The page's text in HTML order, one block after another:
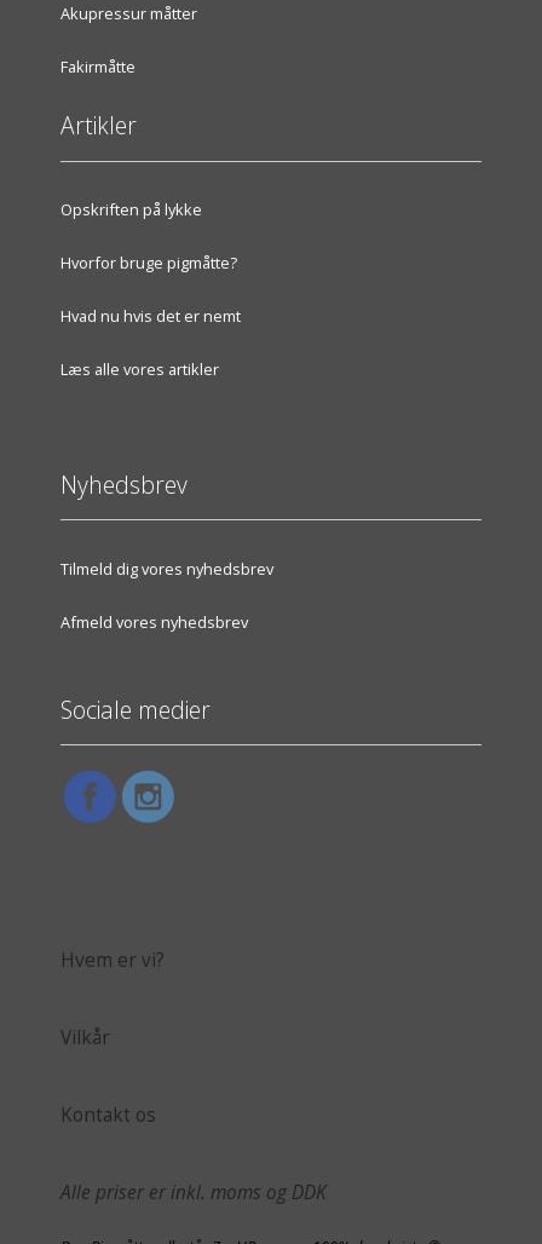
Akupressur måtter
Fakirmåtte
Artikler
Opskriften på lykke
Hvorfor bruge pigmåtte?
Hvad nu hvis det er nemt
Læs alle vores artikler
Nyhedsbrev
Tilmeld dig vores nyhedsbrev
Afmeld vores nyhedsbrev
Sociale medier
Hvem er vi?
Vilkår
Kontakt os
Alle priser er inkl. moms og DDK